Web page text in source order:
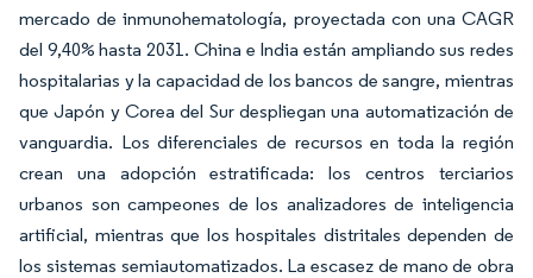
mercado de inmunohematología, proyectada con una CAGR
del 9,40% hasta 2031. China e India están ampliando sus redes
hospitalarias y la capacidad de los bancos de sangre, mientras
que Japón y Corea del Sur despliegan una automatización de
vanguardia. Los diferenciales de recursos en toda la región
crean una adopción estratificada: los centros terciarios
urbanos son campeones de los analizadores de inteligencia
artificial, mientras que los hospitales distritales dependen de
los sistemas semiautomatizados. La escasez de mano de obra